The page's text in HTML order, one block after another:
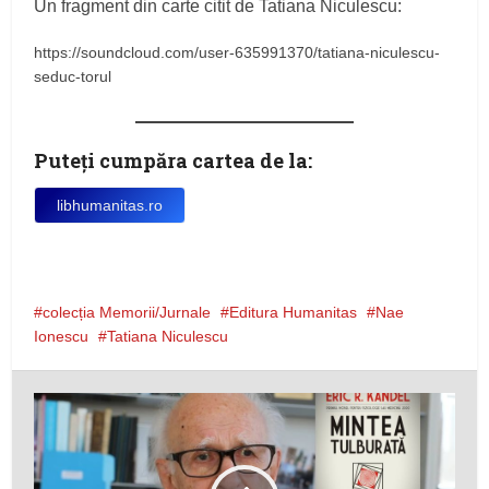
Un fragment din carte citit de Tatiana Niculescu:
https://soundcloud.com/user-635991370/tatiana-niculescu-
seduc-torul
Puteţi cumpăra cartea de la:
libhumanitas.ro
colecția Memorii/Jurnale Editura Humanitas
Nae
Ionescu
Tatiana Niculescu